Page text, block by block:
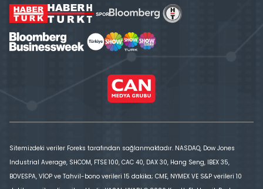
Sitemizdeki veriler Foreks tarafından sağlanmaktadır. NASDAQ, Dow Jones
Industrial Average, SHCOM, FTSE 100, CAC 40, DAX 30, Hang Seng, IBEX 35,
BOVESPA, VİOP ve Tahvil-bono verileri 15 dakika; CME, NYMEX VE S&P verileri 10